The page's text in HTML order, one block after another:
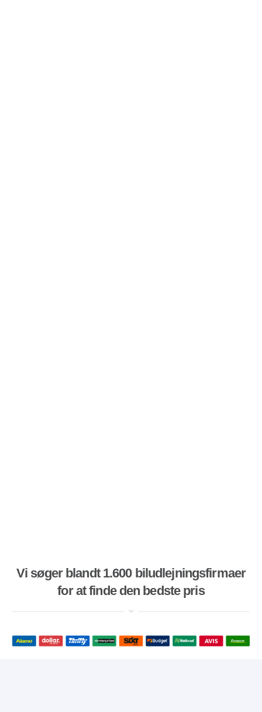
Vi søger blandt 1.600 biludlejningsfirmaer
for at finde den bedste pris